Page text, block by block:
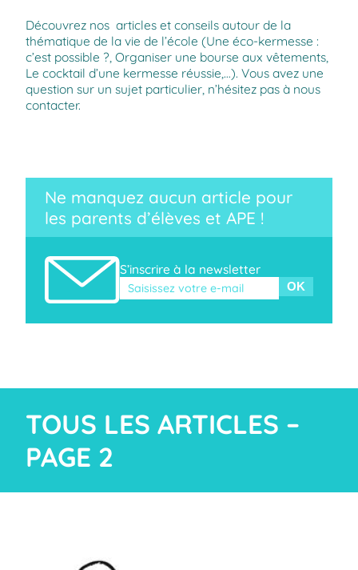
Découvrez nos articles et conseils autour de la
thématique de la vie de l’école (Une éco-kermesse :
c’est possible ?, Organiser une bourse aux vêtements,
Le cocktail d’une kermesse réussie,…). Vous avez une
question sur un sujet particulier, n’hésitez pas à nous
contacter.
Ne manquez aucun article pour
les parents d’élèves et APE !
S’inscrire à la newsletter
Veuillez laisser ce champ vide.
TOUS LES ARTICLES –
PAGE 2